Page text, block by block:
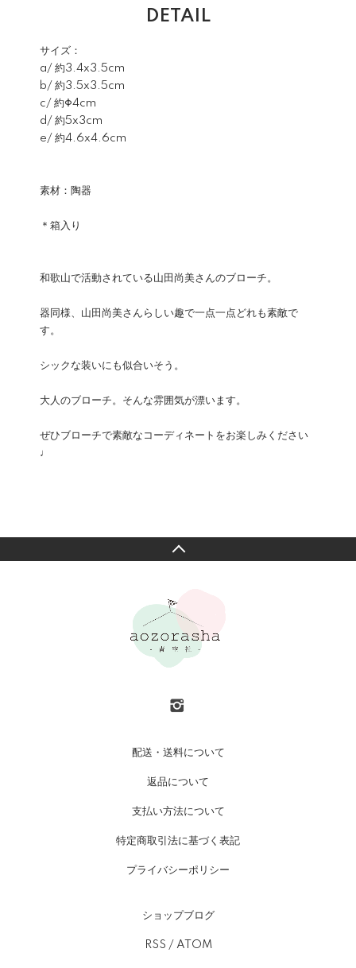
DETAIL
サイズ：
a/ 約3.4x3.5cm
b/ 約3.5x3.5cm
c/ 約Φ4cm
d/ 約5x3cm
e/ 約4.6x4.6cm
素材：陶器
＊箱入り
和歌山で活動されている山田尚美さんのブローチ。
器同様、山田尚美さんらしい趣で一点一点どれも素敵で
す。
シックな装いにも似合いそう。
大人のブローチ。そんな雰囲気が漂います。
ぜひブローチで素敵なコーディネートをお楽しみください
♩
配送・送料について
返品について
支払い方法について
特定商取引法に基づく表記
プライバシーポリシー
ショップブログ
RSS / ATOM